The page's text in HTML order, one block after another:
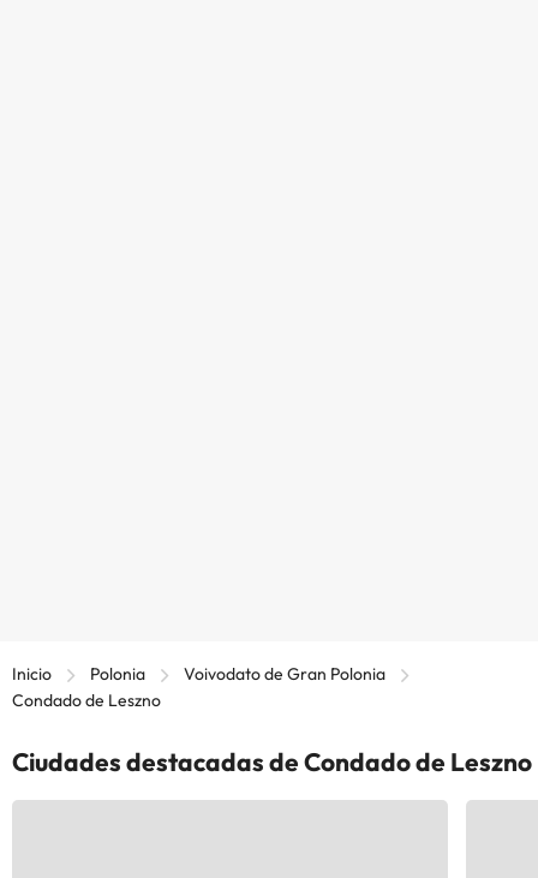
Inicio Polonia
Voivodato de Gran Polonia
Condado de Leszno
Ciudades destacadas de Condado de Leszno